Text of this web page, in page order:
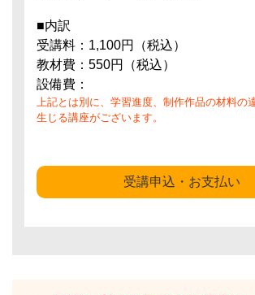
■内訳
受講料：1,100円（税込）
教材費：550円（税込）
設備費：
上記とは別に、学習進度、制作作品の材料の
生じる講座がございます。
受講申込・お支払い